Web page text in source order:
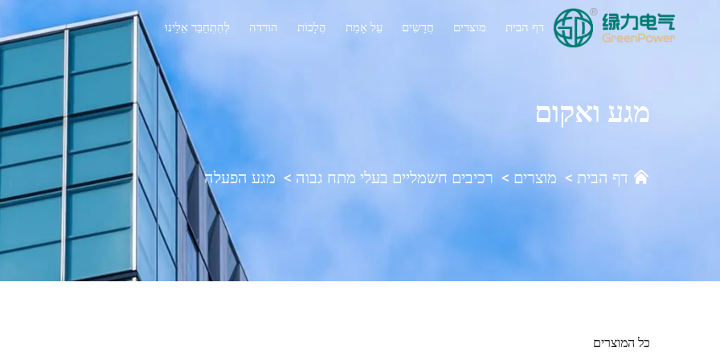
דף הבית מוצרים חֲדָשִים עַל אָמַת הֲלָכוֹת הורדה לְהִתְחַבֵּר אֵלֵינוּ
מגע ואקום
דף הבית > מוצרים > רכיבים חשמליים בעלי מתח גבוה > מגע הפעלה
כל המוצרים